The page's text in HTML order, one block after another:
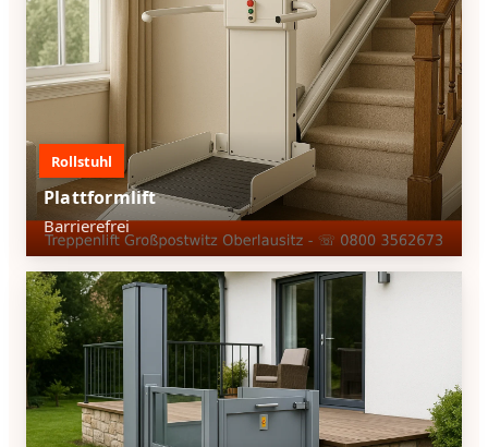
Rollstuhl
Plattformlift
Barrierefrei